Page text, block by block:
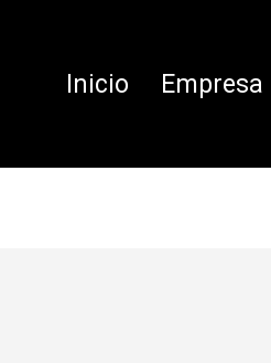
Inicio Empresa